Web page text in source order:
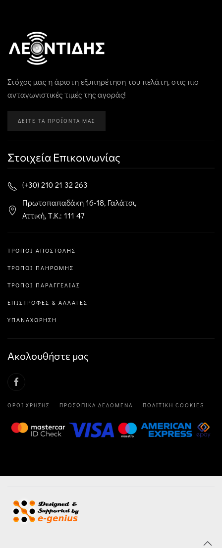
Στόχος μας η άριστη εξυπηρέτηση του πελάτη, στις πιο
ανταγωνιστικές τιμές της αγοράς!
ΔΕΊΤΕ ΤΑ ΠΡΟΪΌΝΤΑ ΜΑΣ
Στοιχεία Επικοινωνίας
(+30) 210 21 32 263
Πρωτοπαπαδάκη 16-18, Γαλάτσι,
Αττική, Τ.Κ.: 111 47
ΤΡΌΠΟΙ ΑΠΟΣΤΟΛΉΣ
ΤΡΌΠΟΙ ΠΛΗΡΩΜΉΣ
ΤΡΌΠΟΙ ΠΑΡΑΓΓΕΛΊΑΣ
ΕΠΙΣΤΡΟΦΈΣ & ΑΛΛΑΓΈΣ
ΥΠΑΝΑΧΏΡΗΣΗ
Ακολουθήστε μας
ΌΡΟΙ ΧΡΉΣΗΣ ΠΡΟΣΩΠΙΚΆ ΔΕΔΟΜΈΝΑ ΠΟΛΙΤΙΚΉ COOKIES